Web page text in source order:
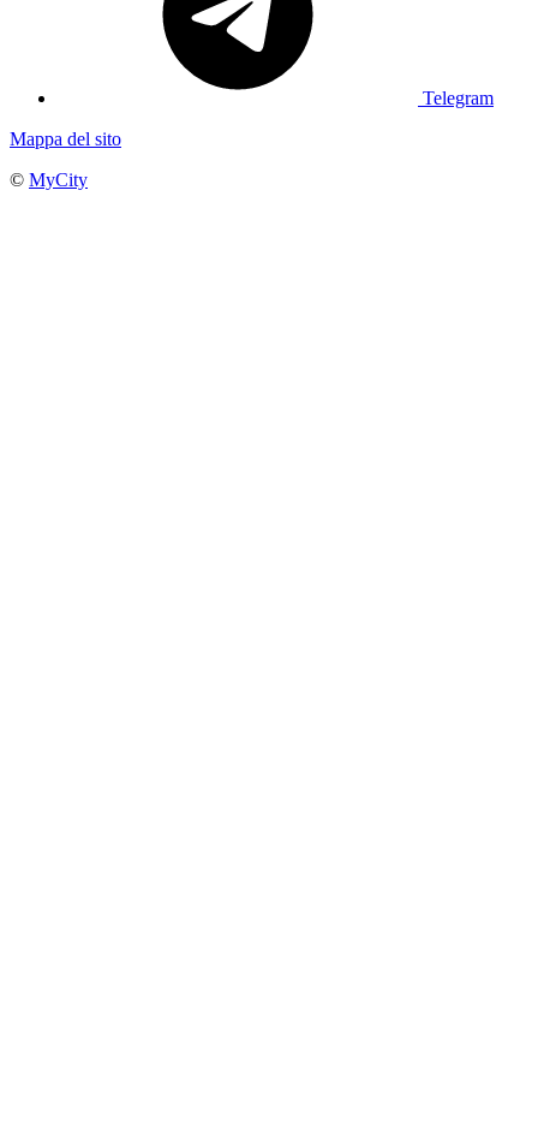
Telegram
Mappa del sito
© MyCity